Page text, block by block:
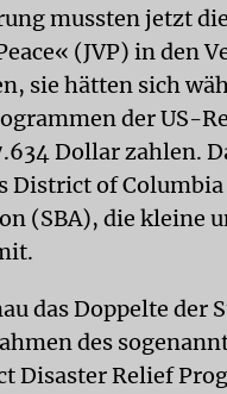
mussten jetzt
(JVP) in den
sie hätten sich
der US-
Dollar zahlen.
District of
(SBA), die kleine
das Doppelte der
des
Disaster Relief